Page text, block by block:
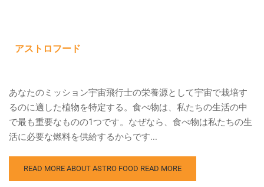
アストロフード
あなたのミッション宇宙飛行士の栄養源として宇宙で栽培す
るのに適した植物を特定する。食べ物は、私たちの生活の中
で最も重要なものの1つです。なぜなら、食べ物は私たちの生
活に必要な燃料を供給するからです...
READ MORE ABOUT ASTRO FOOD READ MORE